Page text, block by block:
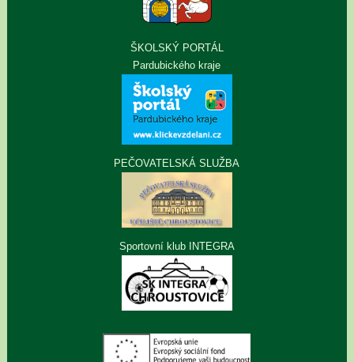
ŠKOLSKÝ PORTÁL
Pardubického kraje
PEČOVATELSKÁ SLUŽBA
Sportovní klub INTEGRA